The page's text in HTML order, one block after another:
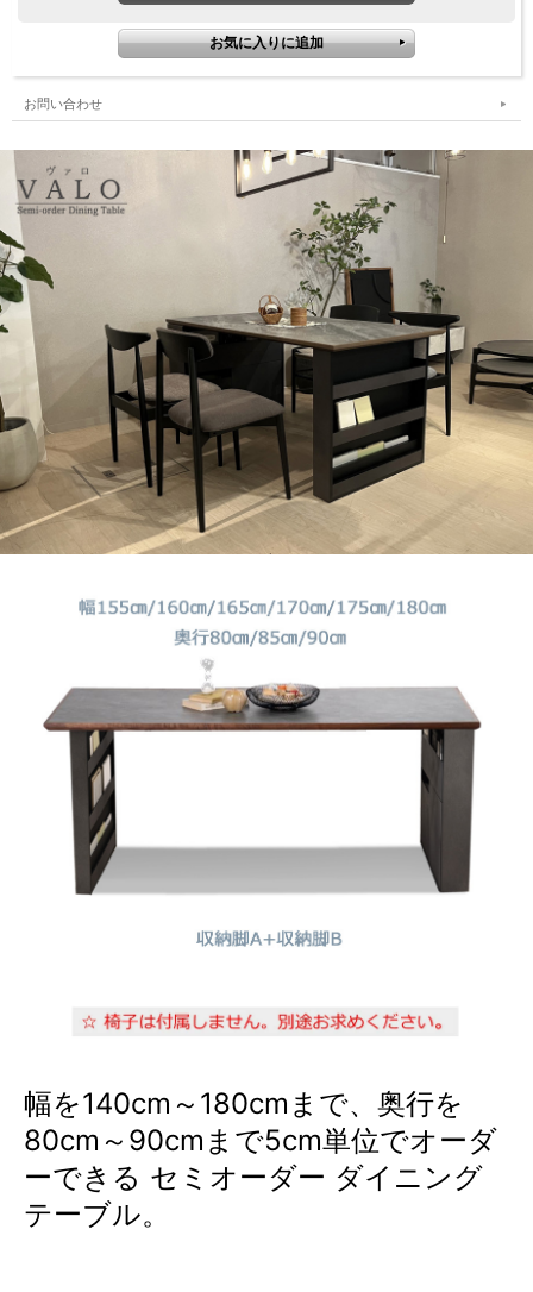
お問い合わせ
幅を140cm～180cmまで、奥行を
80cm～90cmまで5cm単位でオーダ
ーできる セミオーダー ダイニング
テーブル。